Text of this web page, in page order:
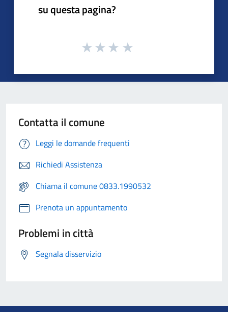
su questa pagina?
Contatta il comune
Leggi le domande frequenti
Richiedi Assistenza
Chiama il comune 0833.1990532
Prenota un appuntamento
Problemi in città
Segnala disservizio